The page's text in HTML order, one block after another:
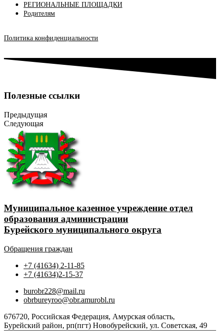
РЕГИОНАЛЬНЫЕ ПЛОЩАДКИ
Родителям
Политика конфиденциальности
Полезные ссылки
Предыдущая
Следующая
Муниципальное казенное учреждение отдел
образования администрации
Бурейского муниципального округа
Обращения граждан
+7 (41634) 2-11-85
+7 (41634)2-15-37
burobr228@mail.ru
obrbureyroo@obr.amurobl.ru
676720, Российская Федерация, Амурская область,
Бурейский район, рп(пгт) Новобурейский, ул. Советская, 49